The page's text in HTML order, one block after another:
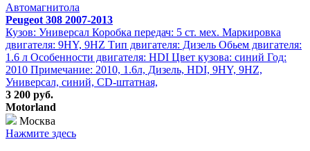
Автомагнитола
Peugeot 308 2007-2013
Кузов: Универсал Коробка передач: 5 ст. мех. Маркировка
двигателя: 9HY, 9HZ Тип двигателя: Дизель Обьем двигателя:
1.6 л Особенности двигателя: HDI Цвет кузова: синий Год:
2010 Примечание: 2010, 1.6л, Дизель, HDI, 9HY, 9HZ,
Универсал, синий, CD-штатная,
3 200 руб.
Motorland
Москва
Нажмите здесь